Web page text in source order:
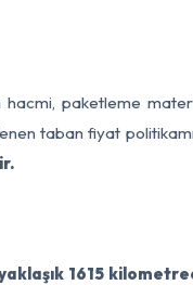
hacmi, paketleme
taban fiyat
1615